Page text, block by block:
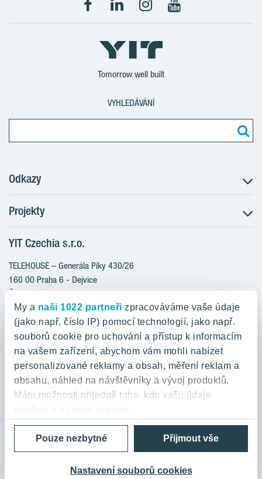
My a naši 1022 partneři zpracováváme vaše údaje
(jako např. číslo IP) pomocí technologií, jako např.
souborů cookie pro uchování a přístup k informacím
na vašem zařízení, abychom vám mohli nabízet
personalizované reklamy a obsah, měření reklam a
obsahu, náhled na návštěvníky a vývoj produktů.
Máte možnosti ohledně toho, kdo vaše údaje
Pokud to povolíte, rádi bychom také:
poloze, které mohou být přesné na několik metrů
Přijmout vše
Nastavení souborů cookies
Pouze nezbytné
Tomorrow well built
VYHLEDÁVÁNÍ
Odkazy
Postup koupě
Klientské změny
Aktuality
Blog
Kariéra
O nás
YIT PLUS
Projekty
RANTA Barrandov III
RANTA Barrandov IV
TOIVO Roztyly II
KALEVALA
VIRTA Kladno
KATTILA Kamýk
ROSALA
YIT Czechia s.r.o.
TELEHOUSE – Generála Píky 430/26
160 00 Praha 6 - Dejvice
Česká republika
800 200 666
domov@yit.cz
Telefon na centrální recepci:
+420 224 318 261
Zásady ochrany osobních údajů a Podmínky použití
Cookies